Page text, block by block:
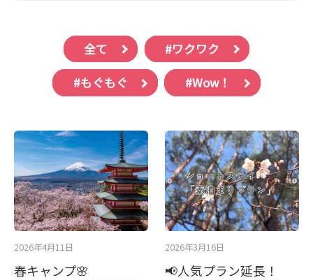
全て #ワクワク
#もぐもぐ #Wow！
2026年4月11日
春キャンプ🌸
2026年3月16日
📢人気プラン延長！